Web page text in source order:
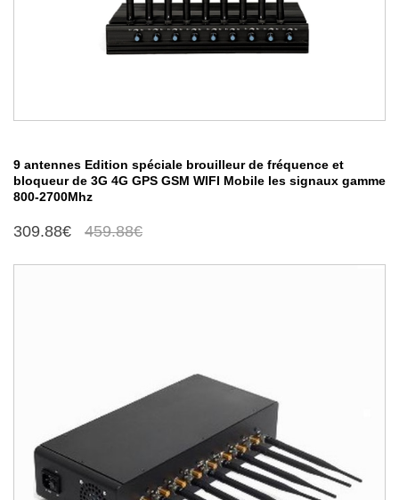
9 antennes Edition spéciale brouilleur de fréquence et
bloqueur de 3G 4G GPS GSM WIFI Mobile les signaux gamme
800-2700Mhz
309.88€ 459.88€